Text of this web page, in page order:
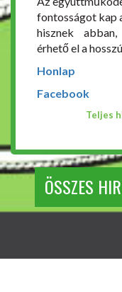
fontosságot kap
hisznek
érhető el a
Honlap
Facebook
Teljes
ÖSSZES